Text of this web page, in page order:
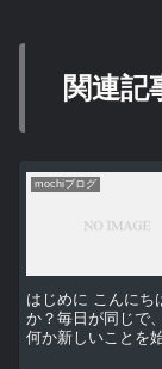
関連記
mochiブログ
はじめに こんにち
か？毎日が同じで
何か新しいことを